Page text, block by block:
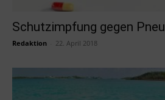
Schutzimpfung gegen
Redaktion 22. April 2018